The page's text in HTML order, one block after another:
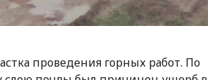
проведения горных работ. По